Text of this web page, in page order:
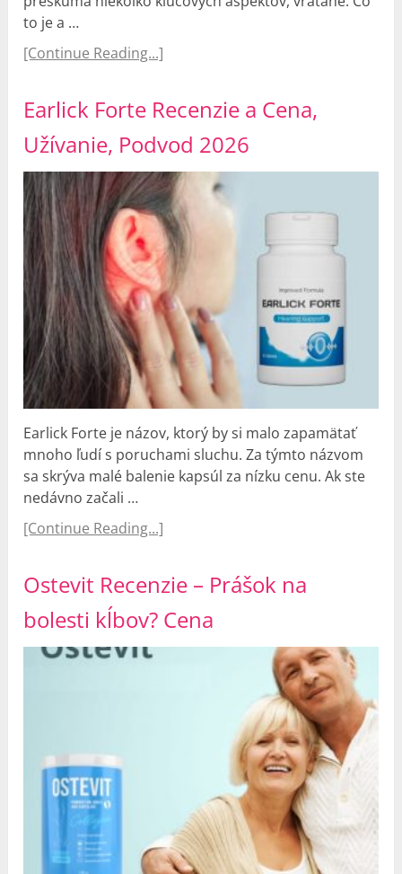
to je a …
[Continue Reading...]
Earlick Forte Recenzie a Cena,
Užívanie, Podvod 2026
Earlick Forte je názov, ktorý by si malo zapamätať
mnoho ľudí s poruchami sluchu. Za týmto názvom
sa skrýva malé balenie kapsúl za nízku cenu. Ak ste
nedávno začali …
[Continue Reading...]
Ostevit Recenzie – Prášok na
bolesti kĺbov? Cena